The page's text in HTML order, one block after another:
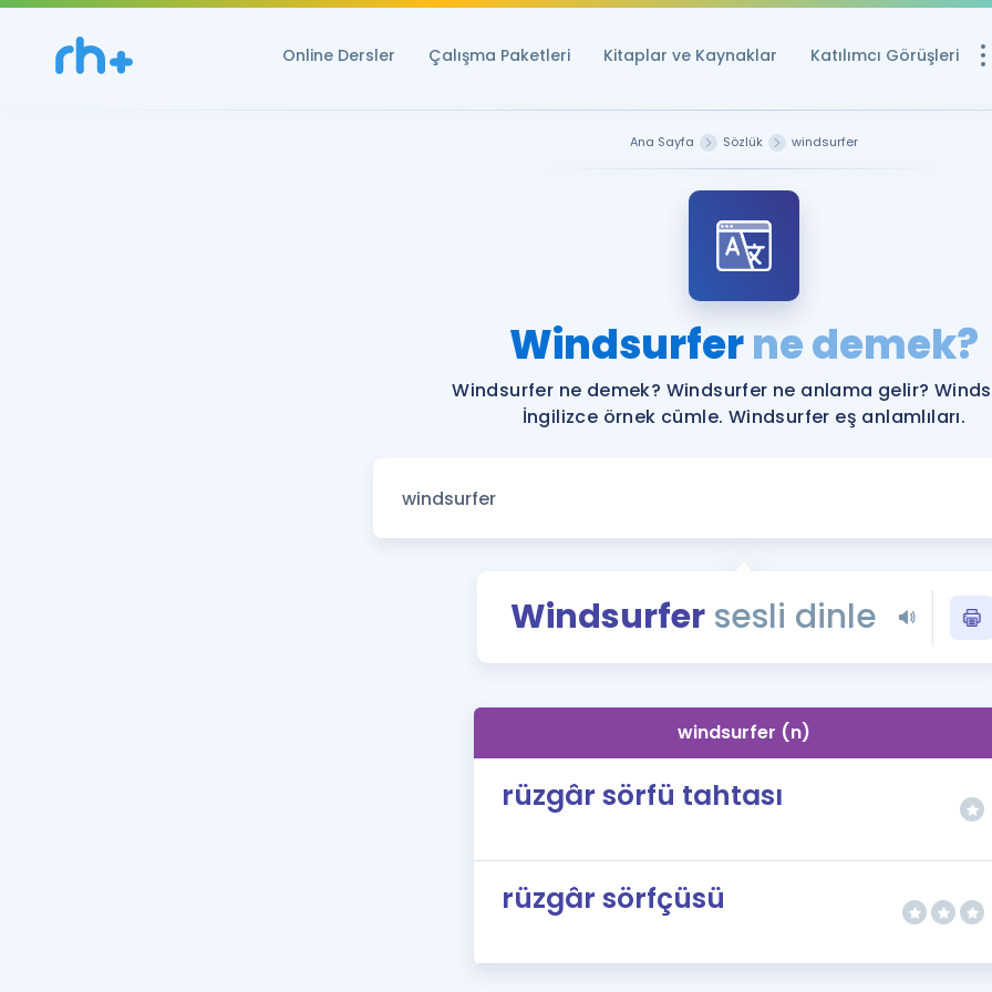
Online Dersler Çalışma Paketleri Kitaplar ve Kaynaklar Katılımcı Görüşleri
Ücretsiz
YDS ve YÖKDİL
YDS ve YÖKDİL'e
Tüm ÖSYM
YDS - YÖKDİL
İngilizce
Ana Sayfa Sözlük windsurfer
Windsurferne demek?
Windsurfer ne demek? Windsurfer ne anlama gelir?
İngilizce örnek cümle. Windsurfer eş anlamlıları.
Windsurfersesli dinle
windsurfer (n)
rüzgâr sörfü tahtası
rüzgâr sörfçüsü